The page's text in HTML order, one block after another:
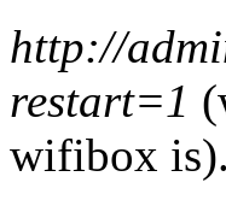
http://
restart=1
wifibox is).